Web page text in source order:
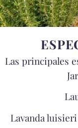
Las principales
Lavanda